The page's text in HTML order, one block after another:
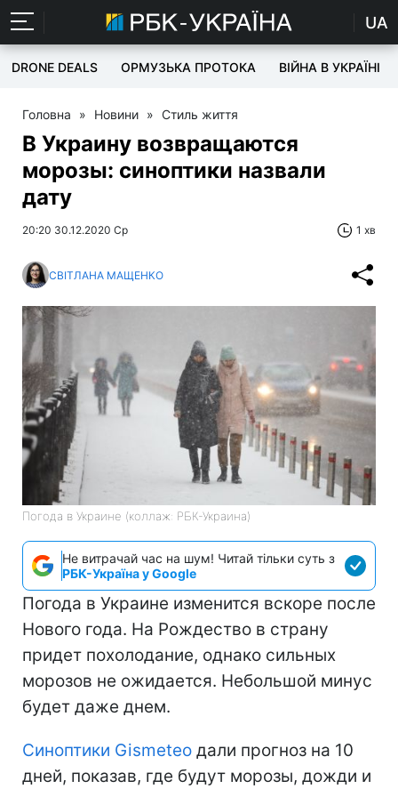
UA
DRONE DEALS ОРМУЗЬКА ПРОТОКА ВІЙНА В УКРАЇНІ
Головна » Новини » Стиль життя
В Украину возвращаются
морозы: синоптики назвали
дату
20:20 30.12.2020 Ср 1 хв
СВІТЛАНА МАЩЕНКО
Погода в Украине (коллаж: РБК-Украина)
Не витрачай час на шум! Читай тільки суть з
РБК-Україна у Google
Погода в Украине изменится вскоре после
Нового года. На Рождество в страну
придет похолодание, однако сильных
морозов не ожидается. Небольшой минус
будет даже днем.
Синоптики Gismeteo дали прогноз на 10
дней, показав, где будут морозы, дожди и